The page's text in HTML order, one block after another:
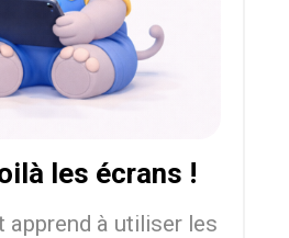
les écrans !
apprend à utiliser les